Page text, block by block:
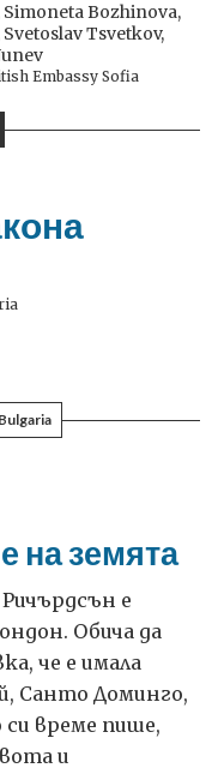
Bozhinova,
Tsvetkov,
Embassy Sofia
на земята
е
Обича да
че е имала
Санто Доминго,
си време пише,
и